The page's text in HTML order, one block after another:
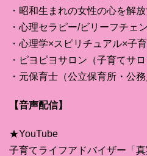
・昭和生まれの女性の心を解
・心理セラピー/ビリーフチェ
・心理学×スピリチュアル×子
・ピヨピヨサロン（子育てサ
・元保育士（公立保育所・公務
【音声配信】
★YouTube
子育てライフアドバイザー「真